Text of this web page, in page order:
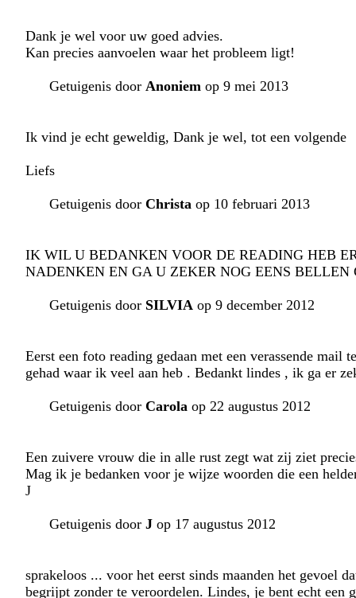
Dank je wel voor uw goed advies.
Kan precies aanvoelen waar het probleem ligt!
Getuigenis door Anoniem op 9 mei 2013
Ik vind je echt geweldig, Dank je wel, tot een volgende
Liefs
Getuigenis door Christa op 10 februari 2013
IK WIL U BEDANKEN VOOR DE READING HEB
NADENKEN EN GA U ZEKER NOG EENS BELLEN
Getuigenis door SILVIA op 9 december 2012
Eerst een foto reading gedaan met een verassende
gehad waar ik veel aan heb . Bedankt lindes , ik ga er
Getuigenis door Carola op 22 augustus 2012
Een zuivere vrouw die in alle rust zegt wat zij ziet
Mag ik je bedanken voor je wijze woorden die een
J
Getuigenis door J op 17 augustus 2012
sprakeloos ... voor het eerst sinds maanden het
begrijpt zonder te veroordelen. Lindes, je bent echt